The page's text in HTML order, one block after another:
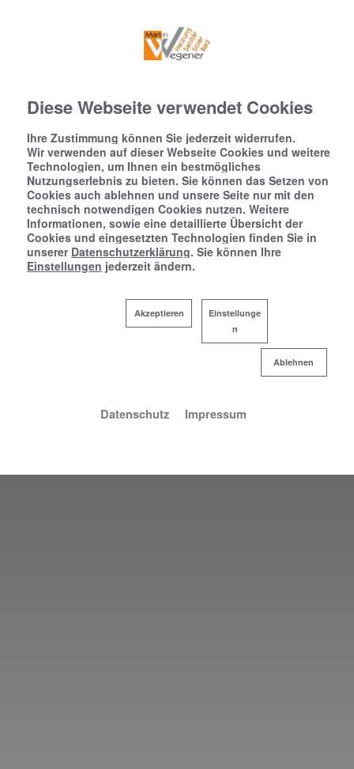
Diese Webseite verwendet Cookies
Ihre Zustimmung können Sie jederzeit widerrufen.
Wir verwenden auf dieser Webseite Cookies und weitere
Technologien, um Ihnen ein bestmögliches
Nutzungserlebnis zu bieten. Sie können das Setzen von
Cookies auch ablehnen und unsere Seite nur mit den
technisch notwendigen Cookies nutzen. Weitere
Informationen, sowie eine detaillierte Übersicht der
Cookies und eingesetzten Technologien finden Sie in
unserer Datenschutzerklärung. Sie können Ihre
Einstellungen jederzeit ändern.
Akzeptieren
Einstellunge
n
Ablehnen
Ablehnen
Datenschutz Impressum